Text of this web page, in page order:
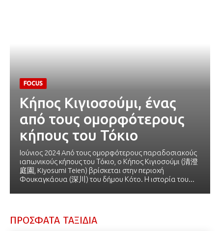
FOCUS
Κήπος Κιγιοσούμι, ένας
από τους ομορφότερους
κήπους του Τόκιο
Ιούνιος 2024 Aπό τους ομορφότερους παραδοσιακούς
ιαπωνικούς κήπους του Τόκιο, o Κήπος Κιγιοσούμι (清澄
庭園, Kiyosumi Teien) βρίσκεται στην περιοχή
Φουκαγκάουα (深川) του δήμου Κότο. Η ιστορία του...
ΠΡΟΣΦΑΤΑ ΤΑΞΙΔΙΑ